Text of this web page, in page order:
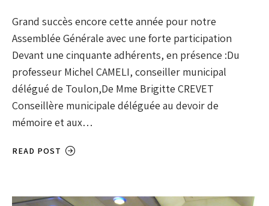
Grand succès encore cette année pour notre
Assemblée Générale avec une forte participation
Devant une cinquante adhérents, en présence :Du
professeur Michel CAMELI, conseiller municipal
délégué de Toulon,De Mme Brigitte CREVET
Conseillère municipale déléguée au devoir de
mémoire et aux…
READ POST